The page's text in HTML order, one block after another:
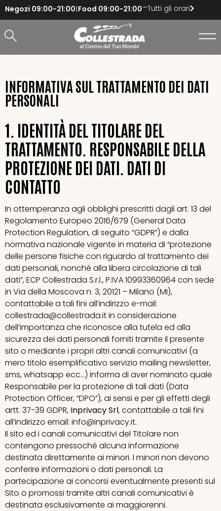
Negozi 09:00-21:00 Food 09:00-21:00 Tutti gli orari
INFORMATIVA SUL TRATTAMENTO DEI DATI
PERSONALI
1. IDENTITÀ DEL TITOLARE DEL
TRATTAMENTO. RESPONSABILE DELLA
PROTEZIONE DEI DATI. DATI DI
CONTATTO
In ottemperanza agli obblighi prescritti dagli art. 13 del
Regolamento Europeo 2016/679 (General Data
Protection Regulation, di seguito “GDPR”) e dalla
normativa nazionale vigente in materia di “protezione
delle persone fisiche con riguardo al trattamento dei
dati personali, nonché alla libera circolazione di tali
dati”, ECP Collestrada S.r.l., P.IVA 10993360964 con sede
in Via della Moscova n. 3, 20121 – Milano (MI),
contattabile a tali fini all’indirizzo e-mail:
collestrada@collestrada.it in considerazione
dell’importanza che riconosce alla tutela ed alla
sicurezza dei dati personali forniti tramite il presente
sito o mediante i propri altri canali comunicativi (a
mero titolo esemplificativo servizio mailing newsletter,
sms, whatsapp ecc…) informa di aver nominato quale
Responsabile per la protezione di tali dati (Data
Protection Officer, “DPO”), ai sensi e per gli effetti degli
artt. 37-39 GDPR, Inprivacy Srl, contattabile a tali fini
all’indirizzo email: info@inprivacy.it.
Il sito ed i canali comunicativi del Titolare non
contengono pressoché alcuna informazione
destinata direttamente ai minori. I minori non devono
conferire informazioni o dati personali. La
partecipazione ai concorsi eventualmente presenti sul
Sito o promossi tramite altri canali comunicativi è
destinata esclusivamente ai maggiorenni.